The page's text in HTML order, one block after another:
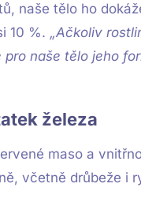
naše tělo ho
10 %. „Ačkoliv
naše tělo jeho
železa
maso a
včetně drůbeže i